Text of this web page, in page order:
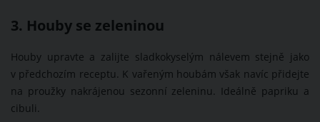
3. Houby se zeleninou
Houby upravte a zalijte sladkokyselým nálevem stejně jako
v předchozím receptu. K vařeným houbám však navíc přidejte
na proužky nakrájenou sezonní zeleninu. Ideálně papriku a
cibuli.